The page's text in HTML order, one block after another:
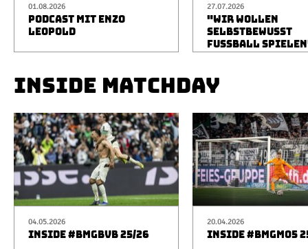
01.08.2026
PODCAST MIT ENZO
LEOPOLD
27.07.2026
"WIR WOLLEN
SELBSTBEWUSST
FUSSBALL
INSIDE MATCHDAY
04.05.2026
INSIDE #BMGBVB 25/26
20.04.2026
INSIDE #BMGM05